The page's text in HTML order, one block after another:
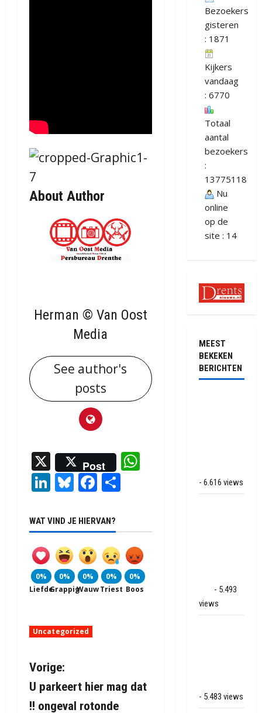
About Author
Herman © Van Oost
Media
See author's
posts
X Post
LinkedIn
Bluesky
Facebook
WAT VIND JE HIERVAN?
0%
Liefde
0%
Grappig
0%
Wauw
0%
Triest
0%
Boos
Uncategorized
B
e
Vorige:
U parkeert hier mag dat
!! ongeval rotonde
Bezoekers
gisteren
: 1871
Kijkers
vandaag
: 6770
Totaal
aantal
bezoekers
:
13775118
Nu
online
op de
site : 14
MEEST
BEKEKEN
BERICHTEN
- 6.616 views
- 5.493
views
- 5.483 views